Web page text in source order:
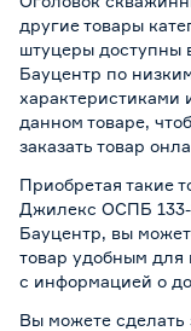
другие товары
штуцеры доступны
Бауцентр по
характеристиками
данном товаре,
заказать товар
Приобретая такие
Джилекс ОСПБ 133-
Бауцентр, вы
товар удобным для
с информацией о
Вы можете сделать